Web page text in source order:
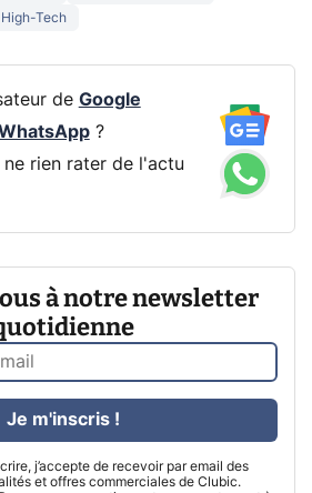
Tech
de Google
?
rien rater de l'actu
à notre newsletter
j’accepte de recevoir par email des
et offres commerciales de Clubic.
Je m'inscris !